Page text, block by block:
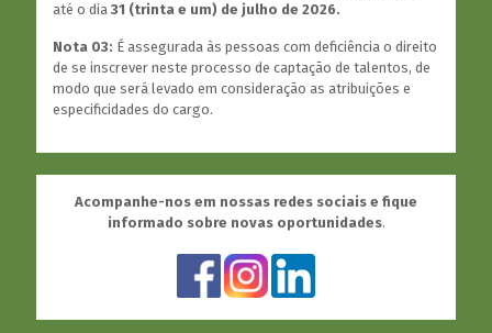
até o dia 31 (trinta e um) de julho de 2026.
Nota 03: É assegurada às pessoas com deficiência o direito
de se inscrever neste processo de captação de talentos, de
modo que será levado em consideração as atribuições e
especificidades do cargo.
Acompanhe-nos em nossas redes sociais e fique
informado sobre novas oportunidades.